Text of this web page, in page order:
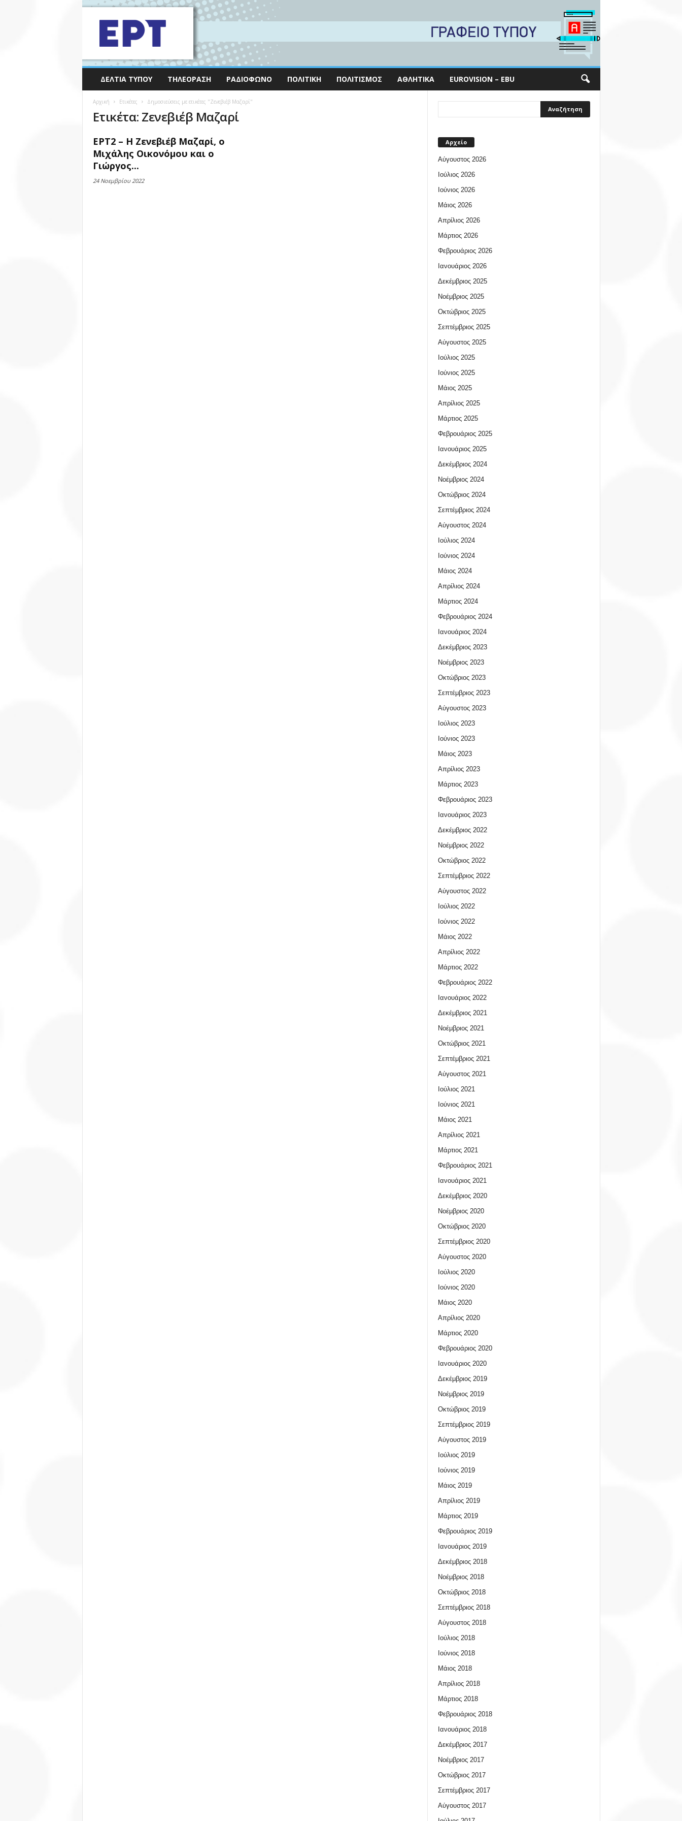
ΔΕΛΤΊΑ ΤΎΠΟΥ ΤΗΛΕΌΡΑΣΗ ΡΑΔΙΌΦΩΝΟ ΠΟΛΙΤΙΚΉ ΠΟΛΙΤΙΣΜΌΣ ΑΘΛΗΤΙΚΆ EUROVISION – EBU
Αρχική Ετικέτες Δημοσιεύσεις με ετικέτες "Ζενεβιέβ Μαζαρί"
Ετικέτα: Ζενεβιέβ Μαζαρί
ΕΡΤ2 – Η Ζενεβιέβ Μαζαρί, ο
Μιχάλης Οικονόμου και ο
Γιώργος...
24 Νοεμβρίου 2022
Αρχείο
Αύγουστος 2026
Ιούλιος 2026
Ιούνιος 2026
Μάιος 2026
Απρίλιος 2026
Μάρτιος 2026
Φεβρουάριος 2026
Ιανουάριος 2026
Δεκέμβριος 2025
Νοέμβριος 2025
Οκτώβριος 2025
Σεπτέμβριος 2025
Αύγουστος 2025
Ιούλιος 2025
Ιούνιος 2025
Μάιος 2025
Απρίλιος 2025
Μάρτιος 2025
Φεβρουάριος 2025
Ιανουάριος 2025
Δεκέμβριος 2024
Νοέμβριος 2024
Οκτώβριος 2024
Σεπτέμβριος 2024
Αύγουστος 2024
Ιούλιος 2024
Ιούνιος 2024
Μάιος 2024
Απρίλιος 2024
Μάρτιος 2024
Φεβρουάριος 2024
Ιανουάριος 2024
Δεκέμβριος 2023
Νοέμβριος 2023
Οκτώβριος 2023
Σεπτέμβριος 2023
Αύγουστος 2023
Ιούλιος 2023
Ιούνιος 2023
Μάιος 2023
Απρίλιος 2023
Μάρτιος 2023
Φεβρουάριος 2023
Ιανουάριος 2023
Δεκέμβριος 2022
Νοέμβριος 2022
Οκτώβριος 2022
Σεπτέμβριος 2022
Αύγουστος 2022
Ιούλιος 2022
Ιούνιος 2022
Μάιος 2022
Απρίλιος 2022
Μάρτιος 2022
Φεβρουάριος 2022
Ιανουάριος 2022
Δεκέμβριος 2021
Νοέμβριος 2021
Οκτώβριος 2021
Σεπτέμβριος 2021
Αύγουστος 2021
Ιούλιος 2021
Ιούνιος 2021
Μάιος 2021
Απρίλιος 2021
Μάρτιος 2021
Φεβρουάριος 2021
Ιανουάριος 2021
Δεκέμβριος 2020
Νοέμβριος 2020
Οκτώβριος 2020
Σεπτέμβριος 2020
Αύγουστος 2020
Ιούλιος 2020
Ιούνιος 2020
Μάιος 2020
Απρίλιος 2020
Μάρτιος 2020
Φεβρουάριος 2020
Ιανουάριος 2020
Δεκέμβριος 2019
Νοέμβριος 2019
Οκτώβριος 2019
Σεπτέμβριος 2019
Αύγουστος 2019
Ιούλιος 2019
Ιούνιος 2019
Μάιος 2019
Απρίλιος 2019
Μάρτιος 2019
Φεβρουάριος 2019
Ιανουάριος 2019
Δεκέμβριος 2018
Νοέμβριος 2018
Οκτώβριος 2018
Σεπτέμβριος 2018
Αύγουστος 2018
Ιούλιος 2018
Ιούνιος 2018
Μάιος 2018
Απρίλιος 2018
Μάρτιος 2018
Φεβρουάριος 2018
Ιανουάριος 2018
Δεκέμβριος 2017
Νοέμβριος 2017
Οκτώβριος 2017
Σεπτέμβριος 2017
Αύγουστος 2017